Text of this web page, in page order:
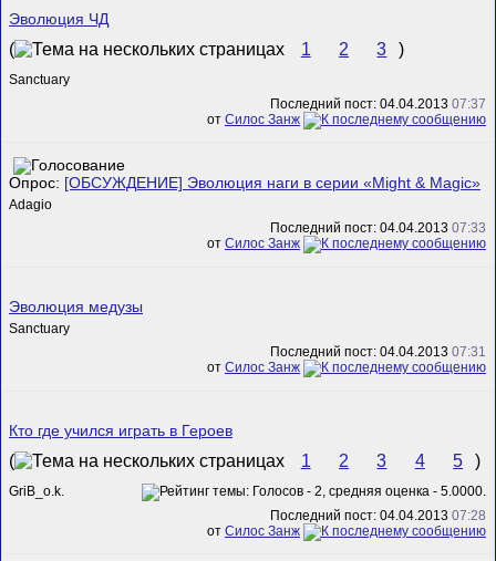
Эволюция ЧД
( 1 2 3 )
Sanctuary
Последний пост: 04.04.2013 07:37
от Силос Занж
Опрос: [ОБСУЖДЕНИЕ] Эволюция наги в серии «Might & Magic»
Adagio
Последний пост: 04.04.2013 07:33
от Силос Занж
Эволюция медузы
Sanctuary
Последний пост: 04.04.2013 07:31
от Силос Занж
Кто где учился играть в Героев
( 1 2 3 4 5 )
GriB_o.k.
Последний пост: 04.04.2013 07:28
от Силос Занж